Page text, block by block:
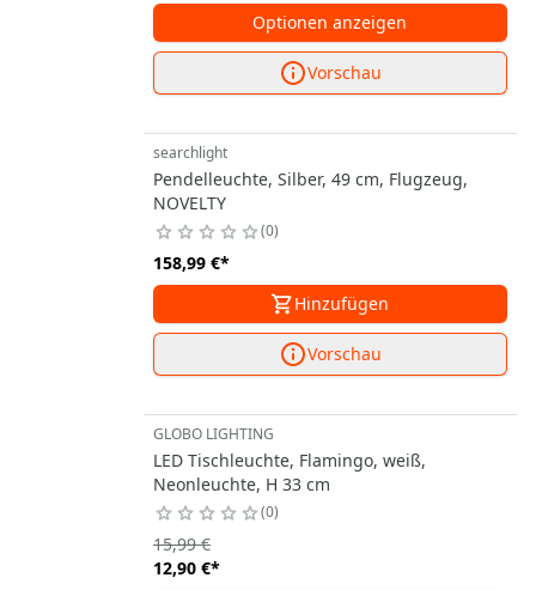
Optionen anzeigen
Vorschau
searchlight
Pendelleuchte, Silber, 49 cm, Flugzeug,
NOVELTY
0
158,99 €*
Hinzufügen
Vorschau
GLOBO LIGHTING
LED Tischleuchte, Flamingo, weiß,
Neonleuchte, H 33 cm
0
12,90 €*
15,99 €